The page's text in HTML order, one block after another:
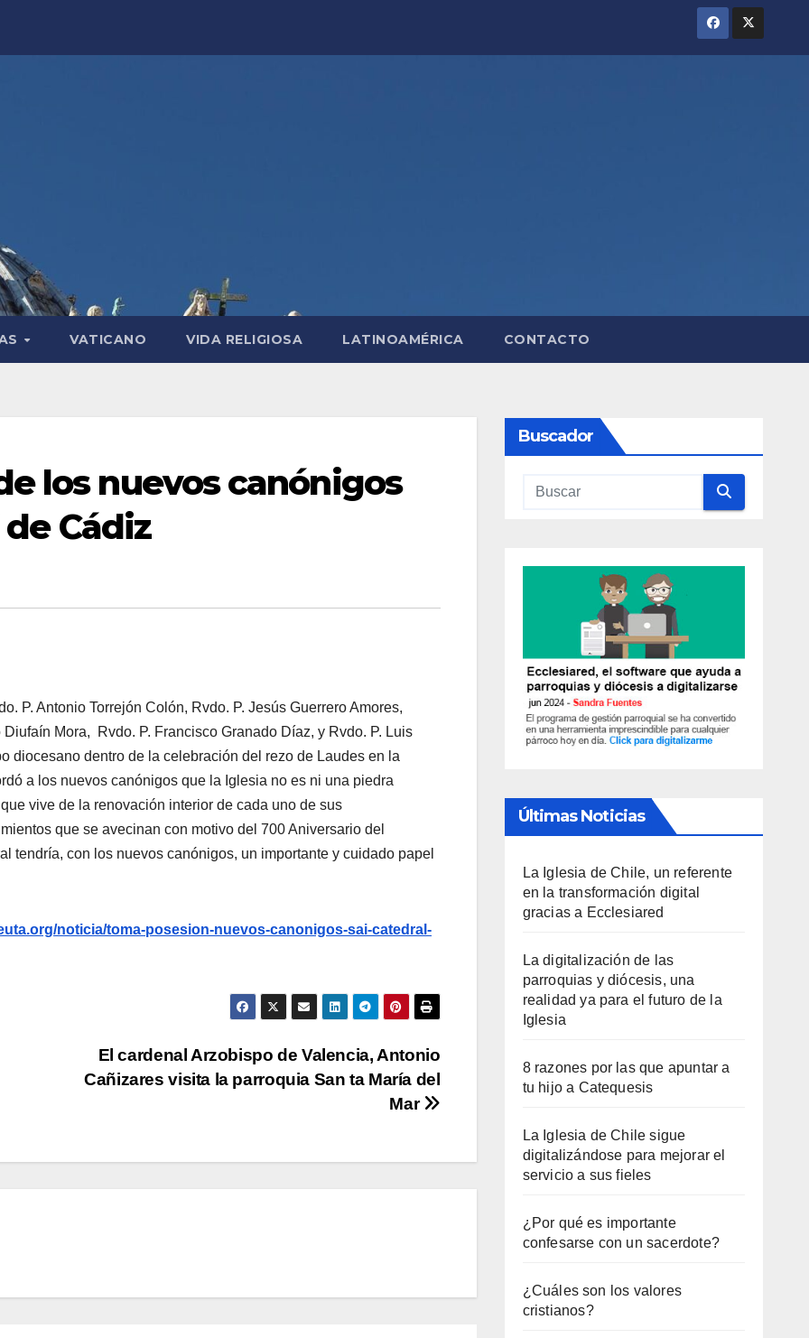
VATICANO VIDA RELIGIOSA LATINOAMÉRICA CONTACTO
los nuevos canónigos
Cádiz
P. Antonio Torrejón Colón, Rvdo. P. Jesús Guerrero Amores,
Mora, Rvdo. P. Francisco Granado Díaz, y Rvdo. P. Luis
diocesano dentro de la celebración del rezo de Laudes en la
a los nuevos canónigos que la Iglesia no es ni una piedra
vive de la renovación interior de cada uno de sus
que se avecinan con motivo del 700 Aniversario del
tendría, con los nuevos canónigos, un importante y cuidado papel
noticia/toma-posesion-nuevos-canonigos-sai-catedral-
El cardenal Arzobispo de Valencia, Antonio
Cañizares visita la parroquia San ta María del
Mar
Buscador
Últimas Noticias
La Iglesia de Chile, un referente
en la transformación digital
gracias a Ecclesiared
La digitalización de las
parroquias y diócesis, una
realidad ya para el futuro de la
Iglesia
8 razones por las que apuntar a
tu hijo a Catequesis
La Iglesia de Chile sigue
digitalizándose para mejorar el
servicio a sus fieles
¿Por qué es importante
confesarse con un sacerdote?
¿Cuáles son los valores
cristianos?